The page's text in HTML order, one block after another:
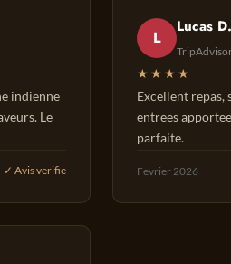
indienne
Le
✓ Avis verifie
L
Lucas D.
★★★★
Excellent repas,
entrees
parfaite.
Fevrier 2026